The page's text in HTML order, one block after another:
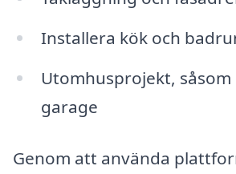
Installera kök och
Utomhusprojekt,
garage
Genom att använda